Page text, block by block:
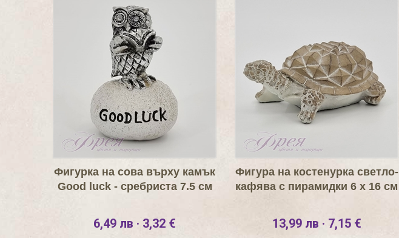
Фигурка на сова върху камък
Good luck - сребристa 7.5 см
6,49 лв · 3,32 €
Фигура на костенурка светло-
кафява с пирамидки 6 х 16 см
13,99 лв · 7,15 €